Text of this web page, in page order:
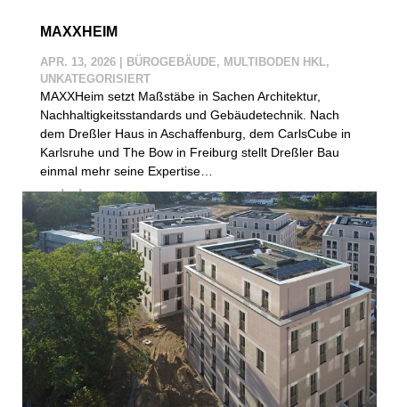
MAXXHEIM
APR. 13, 2026| BÜROGEBÄUDE, MULTIBODEN HKL,
UNKATEGORISIERT
MAXXHeim setzt Maßstäbe in Sachen Architektur,
Nachhaltigkeitsstandards und Gebäudetechnik. Nach
dem Dreßler Haus in Aschaffenburg, dem CarlsCube in
Karlsruhe und The Bow in Freiburg stellt Dreßler Bau
einmal mehr seine Expertise…
mehr lesen